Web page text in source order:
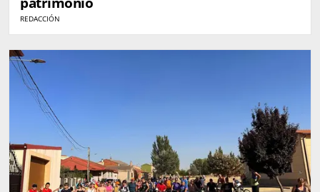
REDACCIÓN